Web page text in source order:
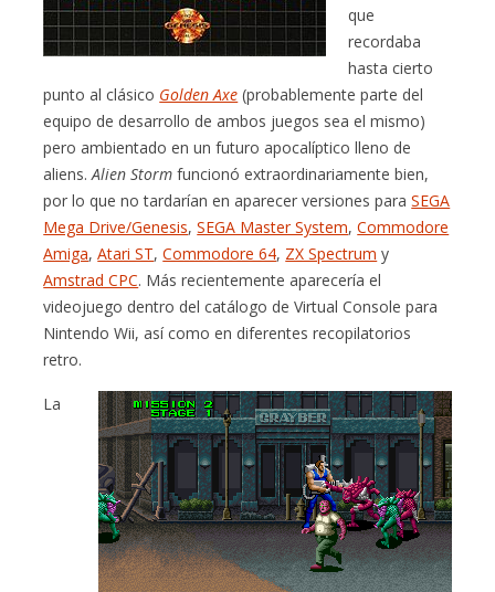
que
recordaba
hasta cierto
punto al clásico Golden Axe (probablemente parte del
equipo de desarrollo de ambos juegos sea el mismo)
pero ambientado en un futuro apocalíptico lleno de
aliens.Alien Storm funcionó extraordinariamente bien,
por lo que no tardarían en aparecer versiones paraSEGA
Mega Drive/Genesis,SEGA Master System,Commodore
Amiga,Atari ST,Commodore 64, ZX Spectrum y
Amstrad CPC. Más recientemente aparecería el
videojuego dentro del catálogo de Virtual Console para
Nintendo Wii, así como en diferentes recopilatorios
retro.
La